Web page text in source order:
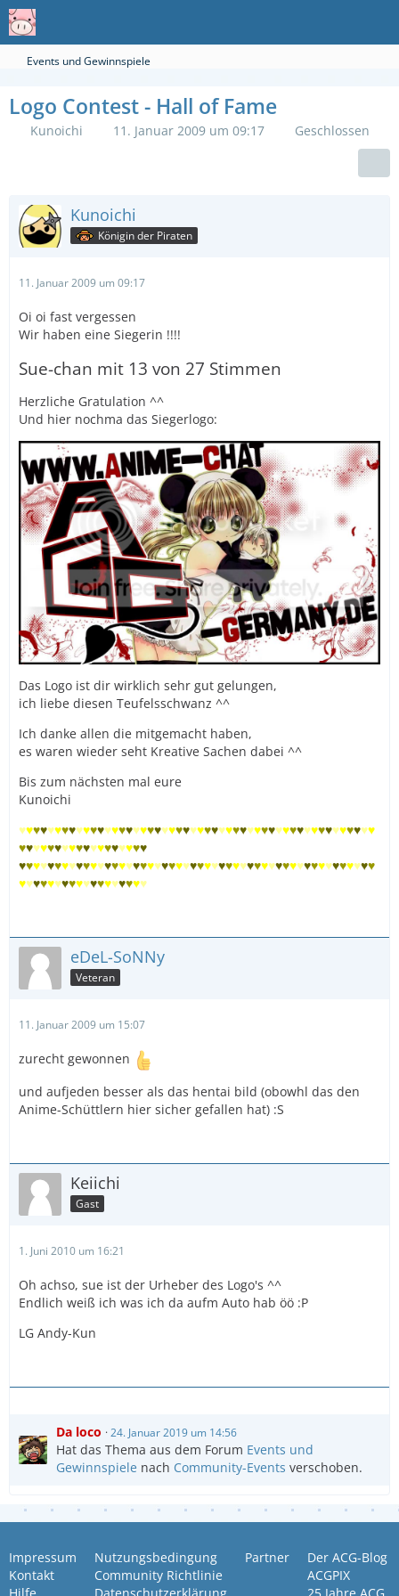
Events und Gewinnspiele
Logo Contest - Hall of Fame
Kunoichi 11. Januar 2009 um 09:17 Geschlossen
Kunoichi
Königin der Piraten
11. Januar 2009 um 09:17
Oi oi fast vergessen
Wir haben eine Siegerin !!!!
Sue-chan mit 13 von 27 Stimmen
Herzliche Gratulation ^^
Und hier nochma das Siegerlogo:
Das Logo ist dir wirklich sehr gut gelungen,
ich liebe diesen Teufelsschwanz ^^
Ich danke allen die mitgemacht haben,
es waren wieder seht Kreative Sachen dabei ^^
Bis zum nächsten mal eure
Kunoichi
♥♥♥♥♥♥♥♥♥♥♥♥♥♥♥♥♥♥♥♥♥♥♥♥♥♥♥♥♥♥♥♥♥♥♥♥♥♥♥♥♥♥♥♥♥♥♥♥♥♥
♥♥♥♥♥♥♥♥♥♥♥♥♥♥♥♥♥♥
♥♥♥♥♥♥♥♥♥♥♥♥♥♥♥♥♥♥♥♥♥♥♥♥♥♥♥♥♥♥♥♥♥♥♥♥♥♥♥♥♥♥♥♥♥♥♥♥♥♥
♥♥♥♥♥♥♥♥♥♥♥♥♥♥♥♥♥♥
eDeL-SoNNy
Veteran
11. Januar 2009 um 15:07
zurecht gewonnen
und aufjeden besser als das hentai bild (obowhl das den
Anime-Schüttlern hier sicher gefallen hat) :S
Keiichi
Gast
1. Juni 2010 um 16:21
Oh achso, sue ist der Urheber des Logo's ^^
Endlich weiß ich was ich da aufm Auto hab öö :P
LG Andy-Kun
Da loco 24. Januar 2019 um 14:56
Hat das Thema aus dem Forum Events und
Gewinnspiele nach Community-Events verschoben.
Impressum
Kontakt
Nutzungsbedingung
Community Richtlinie
Partner
Der ACG-Blog
ACGPIX